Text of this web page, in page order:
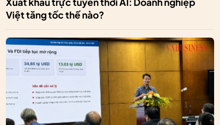
Việt tăng tốc thế nào?